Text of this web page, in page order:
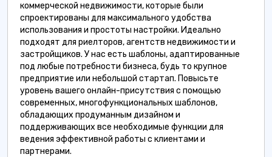
коммерческой недвижимости, которые были
спроектированы для максимального удобства
использования и простоты настройки. Идеально
подходят для риелторов, агентств недвижимости и
застройщиков. У нас есть шаблоны, адаптированные
под любые потребности бизнеса, будь то крупное
предприятие или небольшой стартап. Повысьте
уровень вашего онлайн-присутствия с помощью
современных, многофункциональных шаблонов,
обладающих продуманным дизайном и
поддерживающих все необходимые функции для
ведения эффективной работы с клиентами и
партнерами.